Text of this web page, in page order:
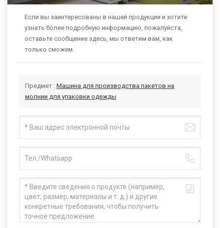
Если вы заинтересованы в нашей продукции и хотите
узнать более подробную информацию, пожалуйста,
оставьте сообщение здесь, мы ответим вам, как
только сможем.
Предмет : Машина для производства пакетов на
молнии для упаковки одежды